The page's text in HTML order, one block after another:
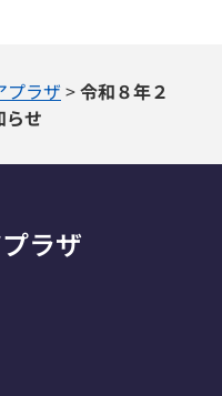
プラザ>令和８年２
せ
ラザ